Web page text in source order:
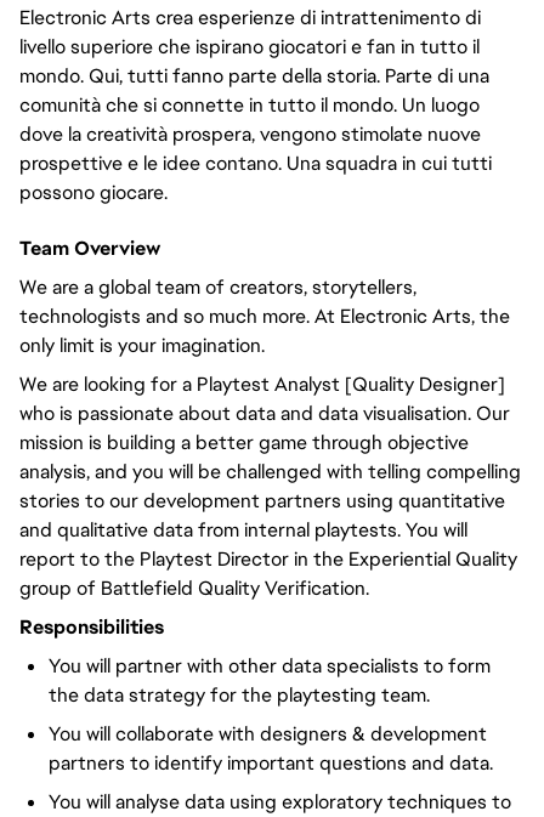
Electronic Arts crea esperienze di intrattenimento di
livello superiore che ispirano giocatori e fan in tutto il
mondo. Qui, tutti fanno parte della storia. Parte di una
comunità che si connette in tutto il mondo. Un luogo
dove la creatività prospera, vengono stimolate nuove
prospettive e le idee contano. Una squadra in cui tutti
possono giocare.
Team Overview
We are a global team of creators, storytellers,
technologists and so much more. At Electronic Arts, the
only limit is your imagination.
We are looking for a Playtest Analyst [Quality Designer]
who is passionate about data and data visualisation. Our
mission is building a better game through objective
analysis, and you will be challenged with telling compelling
stories to our development partners using quantitative
and qualitative data from internal playtests. You will
report to the Playtest Director in the Experiential Quality
group of Battlefield Quality Verification.
Responsibilities
You will partner with other data specialists to form
the data strategy for the playtesting team.
You will collaborate with designers & development
partners to identify important questions and data.
You will analyse data using exploratory techniques to